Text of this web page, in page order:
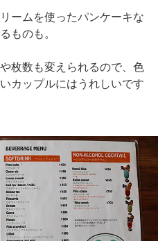
ームを使ったパンケーキな
ものも。
枚数も変えられるので、色
カップルにはうれしいです